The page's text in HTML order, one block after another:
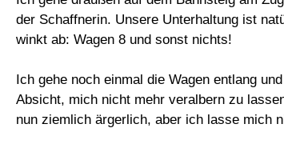
der Schaffnerin. Unsere Unterhaltung ist
winkt ab: Wagen 8 und sonst nichts!
Ich gehe noch einmal die Wagen entlang
Absicht, mich nicht mehr veralbern zu
nun ziemlich ärgerlich, aber ich lasse mich